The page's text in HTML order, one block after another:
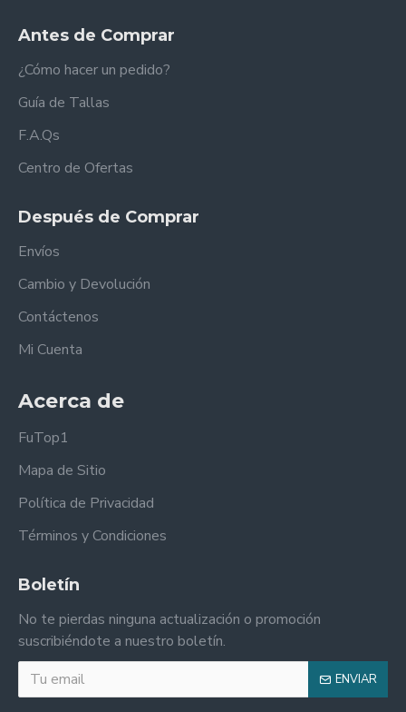
Antes de Comprar
¿Cómo hacer un pedido?
Guía de Tallas
F.A.Qs
Centro de Ofertas
Después de Comprar
Envíos
Cambio y Devolución
Contáctenos
Mi Cuenta
Acerca de
FuTop1
Mapa de Sitio
Política de Privacidad
Términos y Condiciones
Boletín
No te pierdas ninguna actualización o promoción
suscribiéndote a nuestro boletín.
ENVIAR